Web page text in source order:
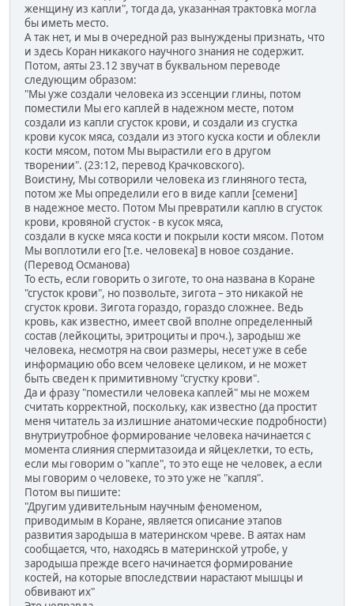
женщину из капли", тогда да, указанная трактовка могла
бы иметь место.
А так нет, и мы в очередной раз вынуждены признать, что
и здесь Коран никакого научного знания не содержит.
Потом, аяты 23.12 звучат в буквальном переводе
следующим образом:
"Мы уже создали человека из эссенции глины, потом
поместили Мы его каплей в надежном месте, потом
создали из капли сгусток крови, и создали из сгустка
крови кусок мяса, создали из этого куска кости и облекли
кости мясом, потом Мы вырастили его в другом
творении". (23:12, перевод Крачковского).
Воистину, Мы сотворили человека из глиняного теста,
потом же Мы определили его в виде капли [семени]
в надежное место. Потом Мы превратили каплю в сгусток
крови, кровяной сгусток - в кусок мяса,
создали в куске мяса кости и покрыли кости мясом. Потом
Мы воплотили его [т.е. человека] в новое создание.
(Перевод Османова)
То есть, если говорить о зиготе, то она названа в Коране
"сгусток крови", но позвольте, зигота – это никакой не
сгусток крови. Зигота гораздо, гораздо сложнее. Ведь
кровь, как известно, имеет свой вполне определенный
состав (лейкоциты, эритроциты и проч.), зародыш же
человека, несмотря на свои размеры, несет уже в себе
информацию обо всем человеке целиком, и не может
быть сведен к примитивному "сгустку крови".
Да и фразу "поместили человека каплей" мы не можем
считать корректной, поскольку, как известно (да простит
меня читатель за излишние анатомические подробности)
внутриутробное формирование человека начинается с
момента слияния спермитазоида и яйцеклетки, то есть,
если мы говорим о "капле", то это еще не человек, а если
мы говорим о человеке, то это уже не "капля".
Потом вы пишите:
"Другим удивительным научным феноменом,
приводимым в Коране, является описание этапов
развития зародыша в материнском чреве. В аятах нам
сообщается, что, находясь в материнской утробе, у
зародыша прежде всего начинается формирование
костей, на которые впоследствии нарастают мышцы и
обвивают их"